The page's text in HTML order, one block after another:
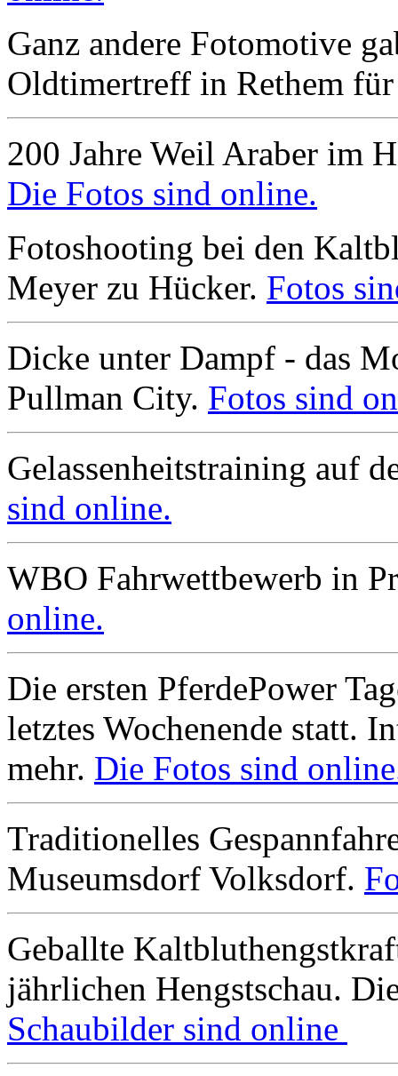
Ganz andere Fotomotive
Oldtimertreff in Rethem
200 Jahre Weil Araber im
Die Fotos sind online.
Fotoshooting bei den
Meyer zu Hücker. Fotos
Dicke unter Dampf - das
Pullman City. Fotos sind
Gelassenheitstraining auf
sind online.
WBO Fahrwettbewerb in
online.
Die ersten PferdePower
letztes Wochenende statt.
mehr. Die Fotos sind
Traditionelles
Museumsdorf Volksdorf.
Geballte
jährlichen Hengstschau.
Schaubilder sind online